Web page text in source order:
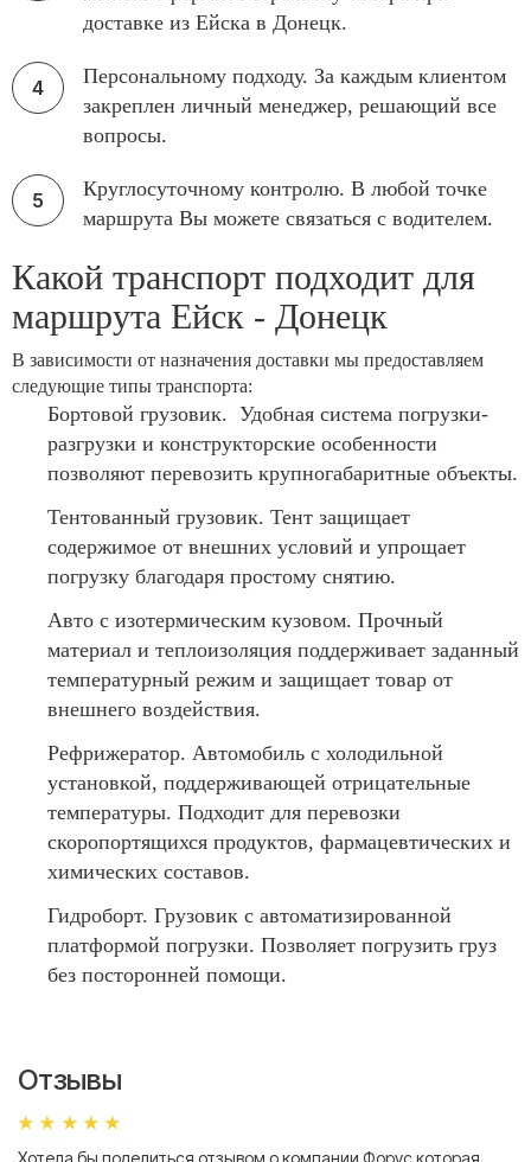
доставке из Ейска в Донецк.
Персональному подходу. За каждым клиентом
закреплен личный менеджер, решающий все
вопросы.
Круглосуточному контролю. В любой точке
маршрута Вы можете связаться с водителем.
Какой транспорт подходит для
маршрута Ейск - Донецк
В зависимости от назначения доставки мы предоставляем
следующие типы транспорта:
Бортовой грузовик. Удобная система погрузки-
разгрузки и конструкторские особенности
позволяют перевозить крупногабаритные объекты.
Тентованный грузовик. Тент защищает
содержимое от внешних условий и упрощает
погрузку благодаря простому снятию.
Авто с изотермическим кузовом. Прочный
материал и теплоизоляция поддерживает заданный
температурный режим и защищает товар от
внешнего воздействия.
Рефрижератор. Автомобиль с холодильной
установкой, поддерживающей отрицательные
температуры. Подходит для перевозки
скоропортящихся продуктов, фармацевтических и
химических составов.
Гидроборт. Грузовик с автоматизированной
платформой погрузки. Позволяет погрузить груз
без посторонней помощи.
Отзывы